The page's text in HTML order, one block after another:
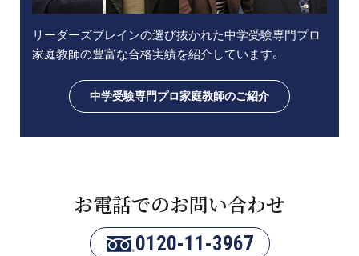
リーダーズブレインの選び抜かれた中学受験専門プロ
家庭教師の豊富な合格実績を紹介しています。
中学受験専門プロ家庭教師のご紹介
お電話でのお問い合わせ
0120-11-3967